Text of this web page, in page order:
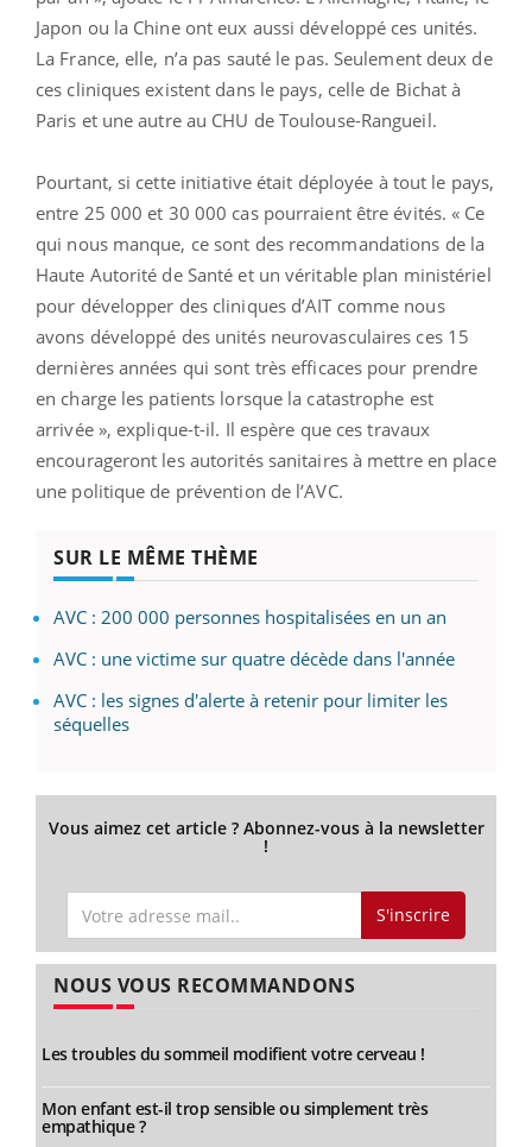
Japon ou la Chine ont eux aussi développé ces unités.
La France, elle, n’a pas sauté le pas. Seulement deux de
ces cliniques existent dans le pays, celle de Bichat à
Paris et une autre au CHU de Toulouse-Rangueil.
Pourtant, si cette initiative était déployée à tout le pays,
entre 25 000 et 30 000 cas pourraient être évités. « Ce
qui nous manque, ce sont des recommandations de la
Haute Autorité de Santé et un véritable plan ministériel
pour développer des cliniques d’AIT comme nous
avons développé des unités neurovasculaires ces 15
dernières années qui sont très efficaces pour prendre
en charge les patients lorsque la catastrophe est
arrivée », explique-t-il. Il espère que ces travaux
encourageront les autorités sanitaires à mettre en place
une politique de prévention de l’AVC.
SUR LE MÊME THÈME
AVC : 200 000 personnes hospitalisées en un an
AVC : une victime sur quatre décède dans l'année
AVC : les signes d'alerte à retenir pour limiter les
séquelles
Vous aimez cet article ? Abonnez-vous à la newsletter
!
S'inscrire
NOUS VOUS RECOMMANDONS
Les troubles du sommeil modifient votre cerveau !
Mon enfant est-il trop sensible ou simplement très
empathique ?